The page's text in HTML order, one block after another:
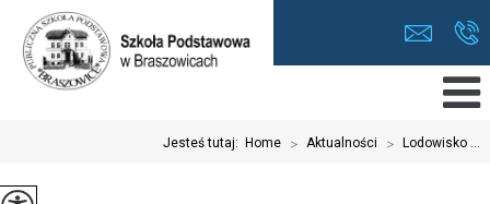
Jesteś tutaj: Home > Aktualności > Lodowisko ...